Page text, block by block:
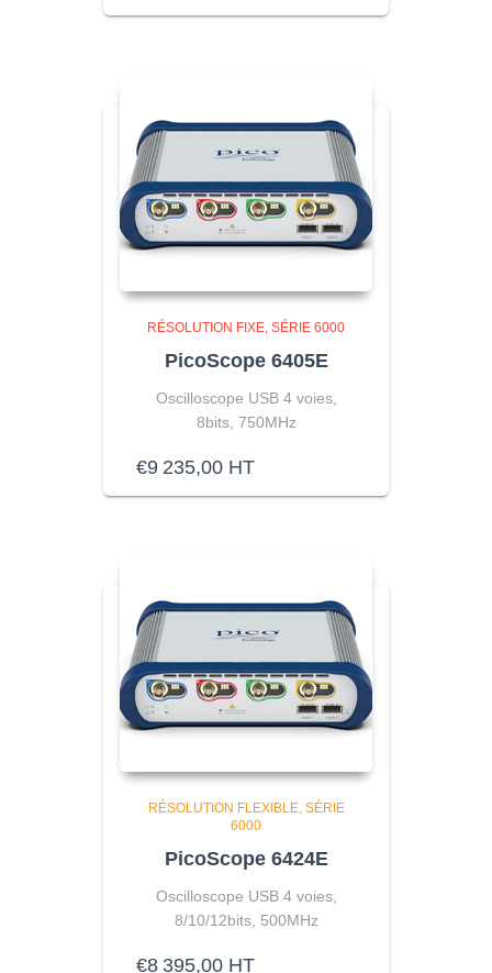
RÉSOLUTION FIXE SÉRIE 6000
PicoScope 6405E
Oscilloscope USB 4 voies,
8bits, 750MHz
€9 235,00 HT
RÉSOLUTION FLEXIBLE SÉRIE
6000
PicoScope 6424E
Oscilloscope USB 4 voies,
8/10/12bits, 500MHz
€8 395,00 HT